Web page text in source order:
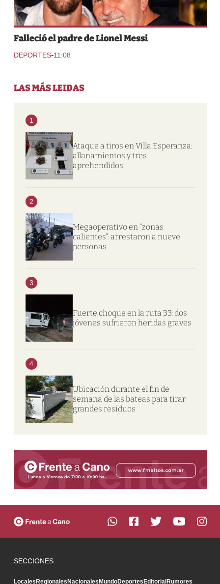
Falleció el padre de Lionel Messi
DEPORTES-11:08
LAS MÁS LEIDAS
1
Ataque a tiros en Villa Esperanza:
allanamientos y tres
aprehendidos
2
Megaoperativo en “zonas
calientes”: arrestaron a nueve
personas
3
Fuerte choque en la ruta 33: dos
jóvenes sufrieron heridas graves
4
Ubicación durante el fin de
semana de las bateas para tirar
grandes residuos
SECCIONES
LocalesRegionalesNacionalesMundoDeportesEditorialRumores